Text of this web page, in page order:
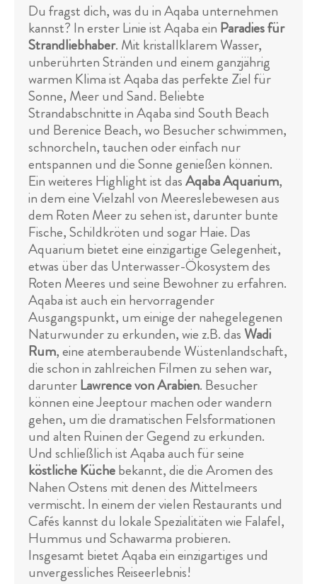
Du fragst dich, was du in Aqaba unternehmen
kannst? In erster Linie ist Aqaba ein Paradies für
Strandliebhaber. Mit kristallklarem Wasser,
unberührten Stränden und einem ganzjährig
warmen Klima ist Aqaba das perfekte Ziel für
Sonne, Meer und Sand. Beliebte
Strandabschnitte in Aqaba sind South Beach
und Berenice Beach, wo Besucher schwimmen,
schnorcheln, tauchen oder einfach nur
entspannen und die Sonne genießen können.
Ein weiteres Highlight ist dasAqaba Aquarium,
in dem eine Vielzahl von Meereslebewesen aus
dem Roten Meer zu sehen ist, darunter bunte
Fische, Schildkröten und sogar Haie. Das
Aquarium bietet eine einzigartige Gelegenheit,
etwas über das Unterwasser-Ökosystem des
Roten Meeres und seine Bewohner zu erfahren.
Aqaba ist auch ein hervorragender
Ausgangspunkt, um einige der nahegelegenen
Naturwunder zu erkunden, wie z.B. das Wadi
Rum, eine atemberaubende Wüstenlandschaft,
die schon in zahlreichen Filmen zu sehen war,
darunterLawrence von Arabien. Besucher
können eine Jeeptour machen oder wandern
gehen, um die dramatischen Felsformationen
und alten Ruinen der Gegend zu erkunden.
Und schließlich ist Aqaba auch für seine
köstliche Küchebekannt, die die Aromen des
Nahen Ostens mit denen des Mittelmeers
vermischt. In einem der vielen Restaurants und
Cafés kannst du lokale Spezialitäten wie Falafel,
Hummus und Schawarma probieren.
Insgesamt bietet Aqaba ein einzigartiges und
unvergessliches Reiseerlebnis!